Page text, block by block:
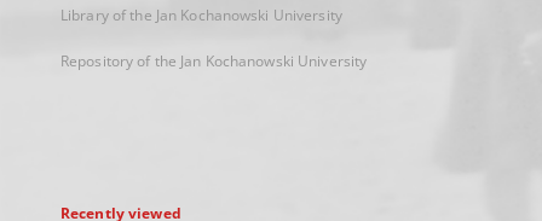
Library of the Jan Kochanowski University
Repository of the Jan Kochanowski University
Recently viewed